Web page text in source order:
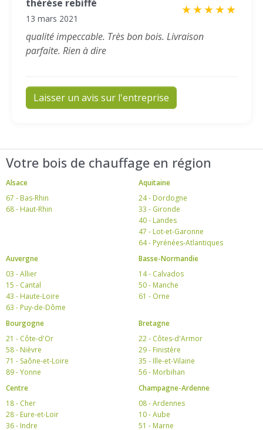
thérèse rebiffé ★★★★★
13 mars 2021
qualité impeccable. Très bon bois. Livraison
parfaite. Rien à dire
Laisser un avis sur l'entreprise
Votre bois de chauffage en région
Alsace
67 - Bas-Rhin
68 - Haut-Rhin
Aquitaine
24 - Dordogne
33 - Gironde
40 - Landes
47 - Lot-et-Garonne
64 - Pyrénées-Atlantiques
Auvergne
03 - Allier
15 - Cantal
43 - Haute-Loire
63 - Puy-de-Dôme
Basse-Normandie
14 - Calvados
50 - Manche
61 - Orne
Bourgogne
21 - Côte-d'Or
58 - Nièvre
71 - Saône-et-Loire
89 - Yonne
Bretagne
22 - Côtes-d'Armor
29 - Finistère
35 - Ille-et-Vilaine
56 - Morbihan
Centre
18 - Cher
28 - Eure-et-Loir
36 - Indre
Champagne-Ardenne
08 - Ardennes
10 - Aube
51 - Marne